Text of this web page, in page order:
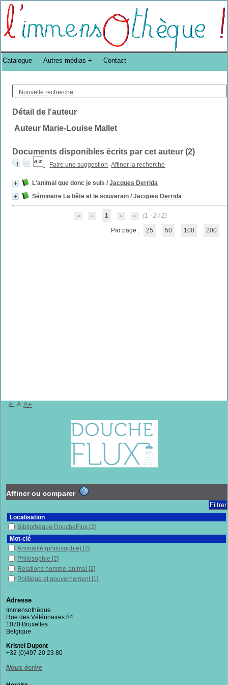
Bibliothèque DoucheFLUX Bibliotheek -->
Nouvelle recherche
Détail de l'auteur
Auteur Marie-Louise Mallet
Documents disponibles écrits par cet auteur (2)
Faire une suggestion Affiner la recherche
L'animal que donc je suis /Jacques Derrida
Séminaire La bête et le souverain /Jacques Derrida
1 (1 - 2 / 2)
Par page : 25 50 100 200
Catalogue Autres médias Contact
A- A A+
Affiner ou comparer
Localisation
Bibliothèque DoucheFlux [2]
Mot-clé
Animalité (philosophie) [2]
Philosophie [2]
Relations homme-animal [2]
Politique et gouvernement [1]
Section
Documentaires
Adresse
Immensothèque
Rue des Vétérinaires 84
1070 Bruxelles
Belgique
Kristel Dupont
+32 (0)497 20 23 80
Nous écrire